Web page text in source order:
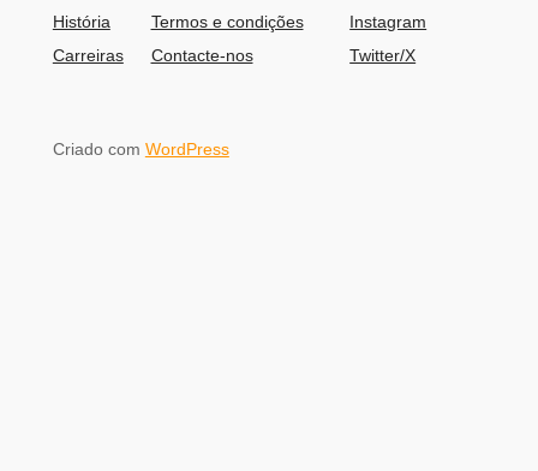
História
Carreiras
Termos e condições
Contacte-nos
Instagram
Twitter/X
Criado com WordPress